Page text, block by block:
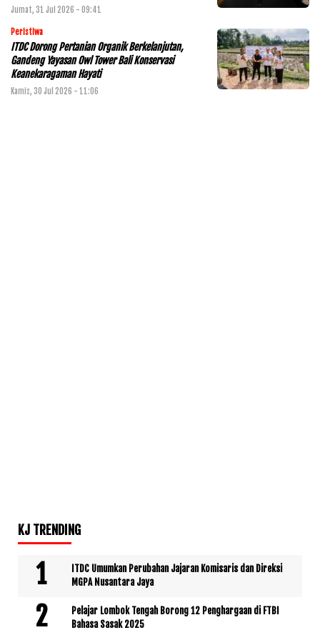
Jumat, 31 Jul 2026 - 09:41
Peristiwa
ITDC Dorong Pertanian Organik Berkelanjutan,
Gandeng Yayasan Owl Tower Bali Konservasi
Keanekaragaman Hayati
Kamis, 30 Jul 2026 - 11:06
KJ TRENDING
ITDC Umumkan Perubahan Jajaran Komisaris dan Direksi
MGPA Nusantara Jaya
Pelajar Lombok Tengah Borong 12 Penghargaan di FTBI
Bahasa Sasak 2025